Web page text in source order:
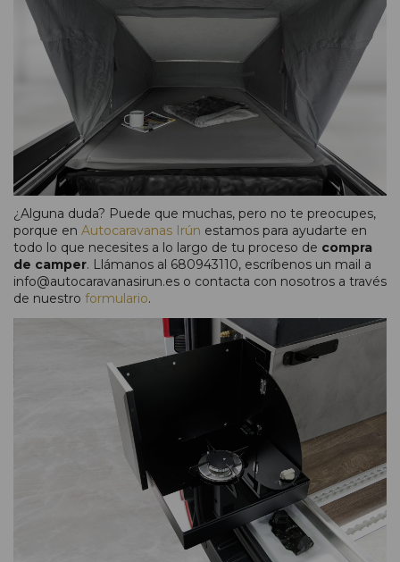
¿Alguna duda? Puede que muchas, pero no te preocupes,
porque en Autocaravanas Irún estamos para ayudarte en
todo lo que necesites a lo largo de tu proceso de compra
de camper. Llámanos al 680943110, escríbenos un mail a
info@autocaravanasirun.es o contacta con nosotros a través
de nuestro formulario.